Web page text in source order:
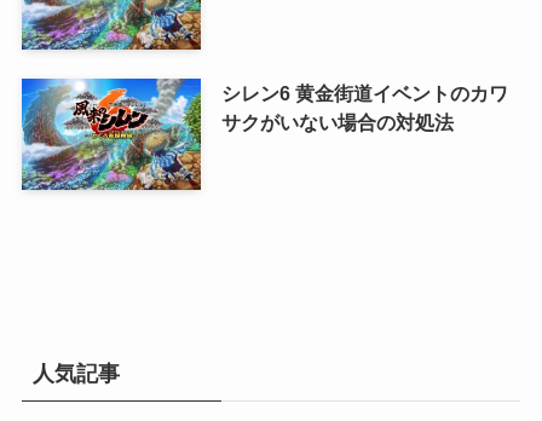
シレン6 黄金街道イベントのカワ
サクがいない場合の対処法
人気記事